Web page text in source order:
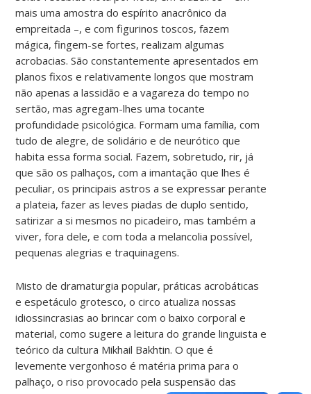
mais uma amostra do espírito anacrônico da
empreitada –, e com figurinos toscos, fazem
mágica, fingem-se fortes, realizam algumas
acrobacias. São constantemente apresentados em
planos fixos e relativamente longos que mostram
não apenas a lassidão e a vagareza do tempo no
sertão, mas agregam-lhes uma tocante
profundidade psicológica. Formam uma família, com
tudo de alegre, de solidário e de neurótico que
habita essa forma social. Fazem, sobretudo, rir, já
que são os palhaços, com a imantação que lhes é
peculiar, os principais astros a se expressar perante
a plateia, fazer as leves piadas de duplo sentido,
satirizar a si mesmos no picadeiro, mas também a
viver, fora dele, e com toda a melancolia possível,
pequenas alegrias e traquinagens.
Misto de dramaturgia popular, práticas acrobáticas
e espetáculo grotesco, o circo atualiza nossas
idiossincrasias ao brincar com o baixo corporal e
material, como sugere a leitura do grande linguista e
teórico da cultura Mikhail Bakhtin. O que é
levemente vergonhoso é matéria prima para o
palhaço, o riso provocado pela suspensão das